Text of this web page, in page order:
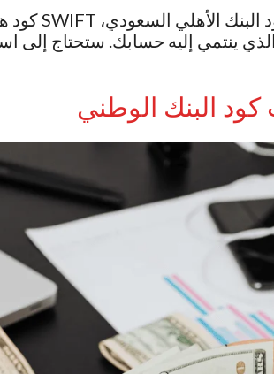
البنك الوطني